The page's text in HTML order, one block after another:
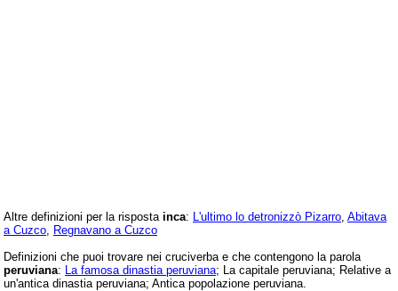
Altre definizioni per la risposta inca: L'ultimo lo detronizzò Pizarro Abitava
a Cuzco Regnavano a Cuzco
Definizioni che puoi trovare nei cruciverba e che contengono la parola
peruviana: La famosa dinastia peruviana; La capitale peruviana; Relative a
un'antica dinastia peruviana; Antica popolazione peruviana.